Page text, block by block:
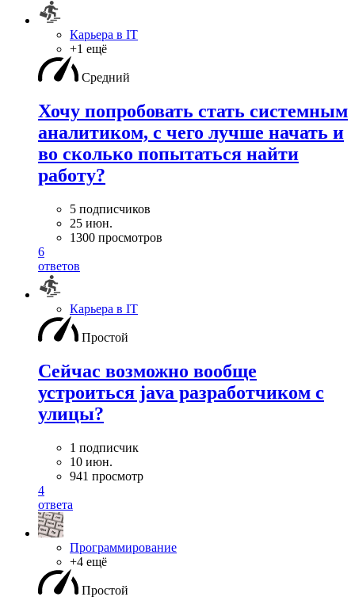
Карьера в IT
+1 ещё
Средний
Хочу попробовать стать системным
аналитиком, с чего лучше начать и
во сколько попытаться найти
работу?
5 подписчиков
25 июн.
1300 просмотров
6
ответов
Карьера в IT
Простой
Сейчас возможно вообще
устроиться java разработчиком с
улицы?
1 подписчик
10 июн.
941 просмотр
4
ответа
Программирование
+4 ещё
Простой